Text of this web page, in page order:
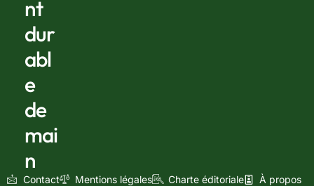
nt
dur
abl
e
de
mai
n
Contact Mentions légales Charte éditoriale
À propos